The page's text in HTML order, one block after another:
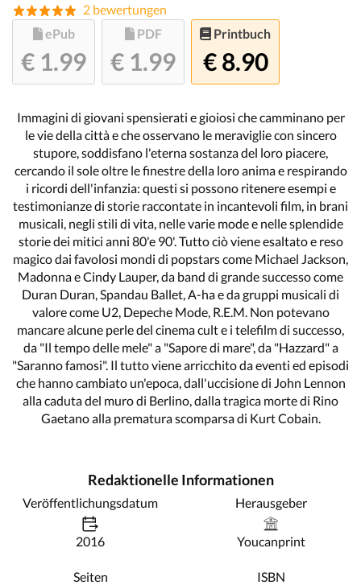
2 bewertungen
ePub
€ 1.99
PDF
€ 1.99
Printbuch
€ 8.90
Immagini di giovani spensierati e gioiosi che camminano per
le vie della città e che osservano le meraviglie con sincero
stupore, soddisfano l'eterna sostanza del loro piacere,
cercando il sole oltre le finestre della loro anima e respirando
i ricordi dell'infanzia: questi si possono ritenere esempi e
testimonianze di storie raccontate in incantevoli film, in brani
musicali, negli stili di vita, nelle varie mode e nelle splendide
storie dei mitici anni 80'e 90'. Tutto ciò viene esaltato e reso
magico dai favolosi mondi di popstars come Michael Jackson,
Madonna e Cindy Lauper, da band di grande successo come
Duran Duran, Spandau Ballet, A-ha e da gruppi musicali di
valore come U2, Depeche Mode, R.E.M. Non potevano
mancare alcune perle del cinema cult e i telefilm di successo,
da "Il tempo delle mele" a "Sapore di mare", da "Hazzard" a
"Saranno famosi". Il tutto viene arricchito da eventi ed episodi
che hanno cambiato un'epoca, dall'uccisione di John Lennon
alla caduta del muro di Berlino, dalla tragica morte di Rino
Gaetano alla prematura scomparsa di Kurt Cobain.
Redaktionelle Informationen
Veröffentlichungsdatum
2016
Herausgeber
Youcanprint
Seiten ISBN